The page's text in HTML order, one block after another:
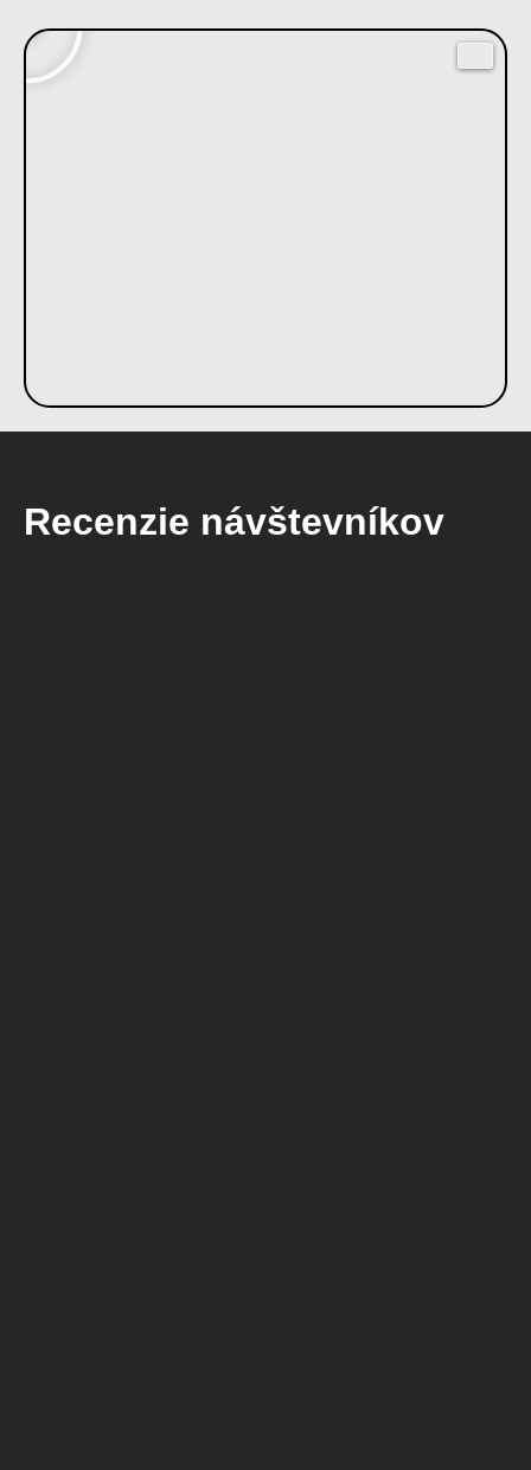
Recenzie návštevníkov